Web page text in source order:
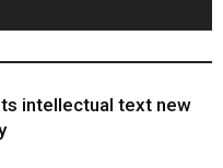
intellectual text new